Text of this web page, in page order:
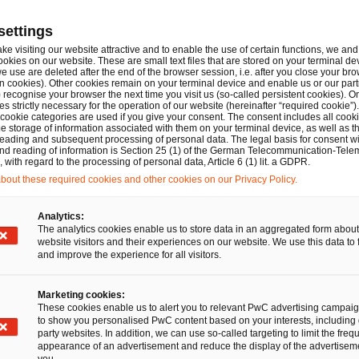
wirtschaftlichen Erfolg langfristig zu sichern.
Rechtsanwält:innen an 18 Standorten. Integrierte
dabei, Vertrauen aufzubauen und sich neu zu
365.000 Mitarbeitende in 136 Ländern täglich
Chancen und Wettbewerbsvorteile. Mit modernsten
in den Bereichen Wirtschaftsprüfung, Steuern, Recht
zu schaffen, auszubauen und zu erhalten.
in diesem Dokument die PricewaterhouseCoopers
die eine Mitgliedsgesellschaft der
ist. Jede der Mitgliedsgesellschaften der PwCIL
visiting our website attractive and to enable the use of certain functions, we
on our website. These are small text files that are stored on your terminal
use are deleted after the end of the browser session, i.e. after you close your
cookies). Other cookies remain on your terminal device and enable us or our
your browser the next time you visit us (so-called persistent cookies).
strictly necessary for the operation of our website (hereinafter “required
categories are used if you give your consent. The consent includes all
storage of information associated with them on your terminal device, as well as
and subsequent processing of personal data. The legal basis for consent
reading of information is Section 25 (1) of the German Telecommunication-
with regard to the processing of personal data, Article 6 (1) lit. a GDPR.
these required cookies and other cookies on our Privacy Policy.
Analytics:
The analytics cookies enable us to store data in an aggregated form
website visitors and their experiences on our website. We use this data to
and improve the experience for all visitors.
Marketing cookies:
These cookies enable us to alert you to relevant PwC advertising
to show you personalised PwC content based on your interests, including
party websites. In addition, we can use so-called targeting to limit the
appearance of an advertisement and reduce the display of the